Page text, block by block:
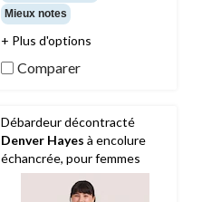
Mieux notes
+ Plus d'options
Comparer
Débardeur décontracté
Denver Hayes à encolure
échancrée, pour femmes